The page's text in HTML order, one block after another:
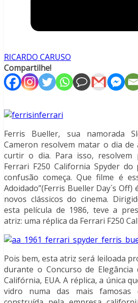
RICARDO CARUSO
Compartilhe!
Ferris Bueller, sua namorada
Cameron resolvem matar o dia de
curtir o dia. Para isso, resolvem
Ferrari F250 California Spyder do
confusão começa. Que filme é
Adoidado”(Ferris Bueller Day´s
novos clássicos do cinema.
esta película de 1986, teve a
atriz: uma réplica da Ferrari F250
Pois bem, esta atriz será leiloada
durante o Concurso de Elegância
Califórnia, EUA. A réplica, a única
vidro numa das mais